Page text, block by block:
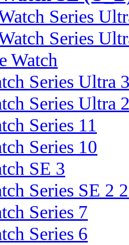
Series
Series
Watch
Series Ultra
Series Ultra
Series 11
Series 10
SE 3
Series SE 2
Series 7
Series 6